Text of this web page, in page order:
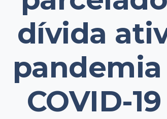
dívida
COVID-